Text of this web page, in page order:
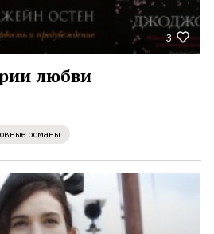
3
любви
романы